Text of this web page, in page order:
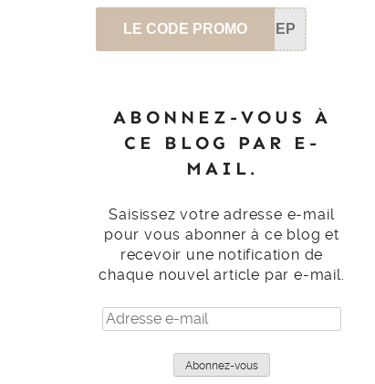
LE CODE PROMO SEP
ABONNEZ-VOUS À
CE BLOG PAR E-
MAIL.
Saisissez votre adresse e-mail
pour vous abonner à ce blog et
recevoir une notification de
chaque nouvel article par e-mail.
Adresse
e-
Abonnez-vous